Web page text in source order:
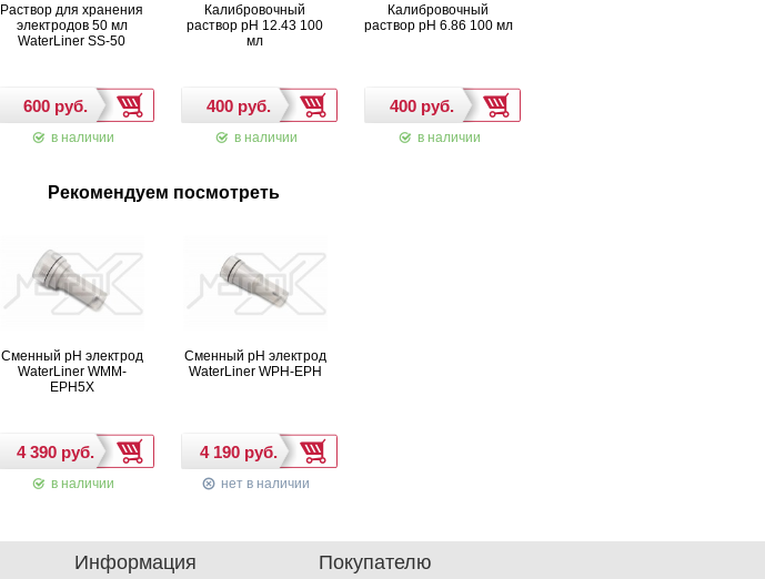
Раствор для хранения
электродов 50 мл
WaterLiner SS-50
в наличии
Калибровочный
раствор pH 12.43 100
мл
в наличии
Калибровочный
раствор pH 6.86 100 мл
в наличии
Рекомендуем посмотреть
Сменный pH электрод
WaterLiner WMM-
EPH5X
в наличии
Сменный pH электрод
WaterLiner WPH-EPH
нет в наличии
Информация Покупателю